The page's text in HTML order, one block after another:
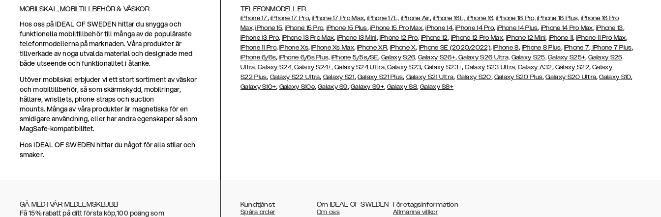
MOBILSKAL, MOBILTILLBEHÖR & VÄSKOR
Hos oss på IDEAL OF SWEDEN hittar du snygga och
funktionella mobiltillbehör till många av de populäraste
telefonmodellerna på marknaden. Våra produkter är
tillverkade av noga utvalda material och designade med
både utseende och funktionalitet i åtanke.
Utöver mobilskal erbjuder vi ett stort sortiment av väskor
och mobiltillbehör, så som skärmskydd, mobilringar,
hållare, wristlets, phone straps och suction
mounts. Många av våra produkter är magnetiska för en
smidigare användning, eller har andra egenskaper så som
MagSafe-kompatibilitet.
Hos IDEAL OF SWEDEN hittar du något för alla stilar och
smaker.
TELEFONMODELLER
iPhone 17, iPhone 17 Pro,iPhone 17 Pro Max,iPhone 17E, iPhone Air, iPhone 16E, iPhone 16, iPhone 16 Pro, iPhone 16 Plus, iPhone 16 Pro
Max, iPhone 15, iPhone 15 Pro, iPhone 15 Plus, iPhone 15 Pro Max,iPhone 14,iPhone 14 Pro,iPhone 14 Plus, iPhone 14 Pro Max, iPhone 13,
iPhone 13 Pro,iPhone 13 Pro Max,iPhone 13 Mini, iPhone 12 Pro, iPhone 12, iPhone 12 Pro Max,iPhone 12 Mini, iPhone 11,iPhone 11 Pro Max,
iPhone 11 Pro,iPhone Xs,iPhone Xs Max,iPhone XR,iPhone X, iPhone SE (2020/2022),iPhone 8, iPhone 8 Plus, iPhone 7, iPhone 7 Plus,
iPhone 6/6s, iPhone 6/6s Plus, iPhone 5/5s/SE,Galaxy S26, Galaxy S26+,Galaxy S26 Ultra, Galaxy S25, Galaxy S25+,Galaxy S25
Ultra, Galaxy S24, Galaxy S24+, Galaxy S24 Ultra, Galaxy S23, Galaxy S23+,Galaxy S23 Ultra, Galaxy A32, Galaxy S22,Galaxy
S22 Plus, Galaxy S22 Ultra, Galaxy S21, Galaxy S21 Plus, Galaxy S21 Ultra, Galaxy S20, Galaxy S20 Plus,Galaxy S20 Ultra,Galaxy S10,
Galaxy S10+, Galaxy S10e,Galaxy S9, Galaxy S9+,Galaxy S8,Galaxy S8+
GÅ MED I VÅR MEDLEMSKLUBB
Få 15% rabatt på ditt första köp,100 poäng som
Kundtjänst
Spåra order
Om IDEAL OF SWEDEN
Om oss
Företagsinformation
Allmänna villkor